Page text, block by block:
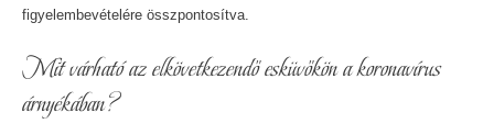
figyelembevételére összpontosítva.
Mit várható az elkövetkezendő esküvőkön a koronavírus
árnyékában?